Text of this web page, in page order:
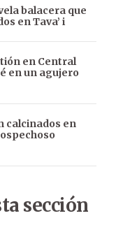
balacera que
en Tava’ i
en Central
en un agujero
calcinados en
sección